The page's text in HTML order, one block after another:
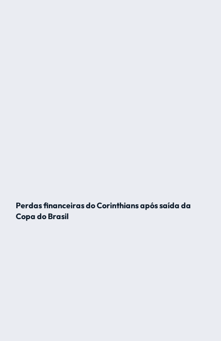
Perdas financeiras do Corinthians após saída da
Copa do Brasil